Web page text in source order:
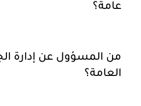
عامة؟
من المسؤول عن إدارة
العامة؟